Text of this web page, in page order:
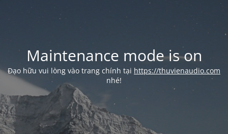
Maintenance mode is on
Đạo hữu vui lòng vào trang chính tại https://thuvienaudio.com
nhé!